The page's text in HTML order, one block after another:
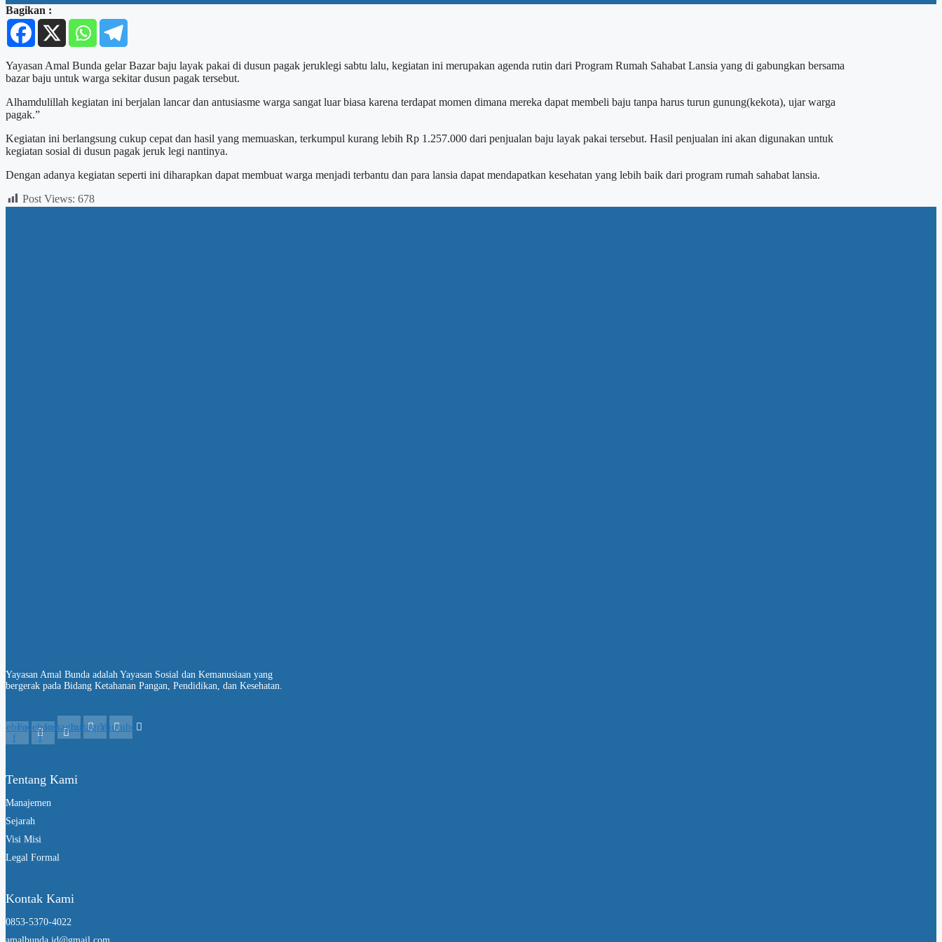
Bagikan :
Yayasan Amal Bunda gelar Bazar baju layak pakai di dusun pagak jeruklegi sabtu lalu, kegiatan ini merupakan agenda rutin dari Program Rumah Sahabat Lansia yang di gabungkan bersama
bazar baju untuk warga sekitar dusun pagak tersebut.
Alhamdulillah kegiatan ini berjalan lancar dan antusiasme warga sangat luar biasa karena terdapat momen dimana mereka dapat membeli baju tanpa harus turun gunung(kekota), ujar warga
pagak.”
Kegiatan ini berlangsung cukup cepat dan hasil yang memuaskan, terkumpul kurang lebih Rp 1.257.000 dari penjualan baju layak pakai tersebut. Hasil penjualan ini akan digunakan untuk
kegiatan sosial di dusun pagak jeruk legi nantinya.
Dengan adanya kegiatan seperti ini diharapkan dapat membuat warga menjadi terbantu dan para lansia dapat mendapatkan kesehatan yang lebih baik dari program rumah sahabat lansia.
Post Views: 678
Yayasan Amal Bunda adalah Yayasan Sosial dan Kemanusiaan yang
bergerak pada Bidang Ketahanan Pangan, Pendidikan, dan Kesehatan.
f
Facebook-
f
InstagramInstagramYoutube
Tentang Kami
Manajemen
Sejarah
Visi Misi
Legal Formal
Kontak Kami
0853-5370-4022